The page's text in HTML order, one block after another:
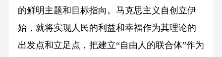
的鲜明主题和目标指向。马克思主义自创立伊
始，就将实现人民的利益和幸福作为其理论的
出发点和立足点，把建立“自由人的联合体”作为